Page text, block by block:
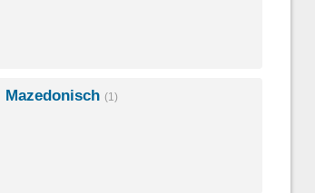
Mazedonisch (1)